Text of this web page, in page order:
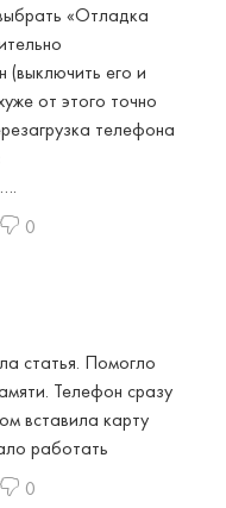
«Отладка
(выключить его и
от этого точно
телефона
0
статья. Помогло
Телефон сразу
вставила карту
работать
0